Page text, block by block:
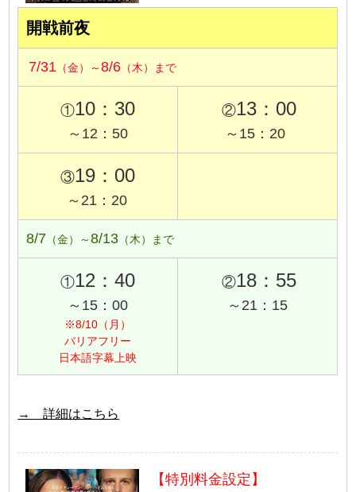
開戦前夜
7/31 （金）～8/6 （木）まで
①10：30
～12：50
②13：00
～15：20
③19：00
～21：20
8/7 （金）～8/13 （木）まで
①12：40
～15：00
※8/10（月）
バリアフリー
日本語字幕上映
②18：55
～21：15
→ 詳細はこちら
【特別料金設定】